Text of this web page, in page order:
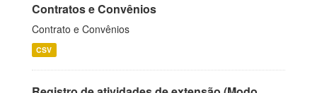
Contratos e Convênios
Contrato e Convênios
CSV